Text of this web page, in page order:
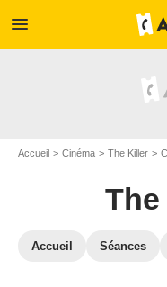
menu
Accueil Cinéma The Killer
Accueil Séances